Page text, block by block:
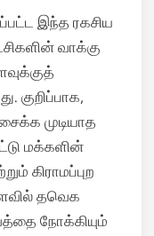
இந்த ரகசிய
வாக்கு
குறிப்பாக,
முடியாத
மக்களின்
கிராமப்புற
தவெக
நோக்கியும்